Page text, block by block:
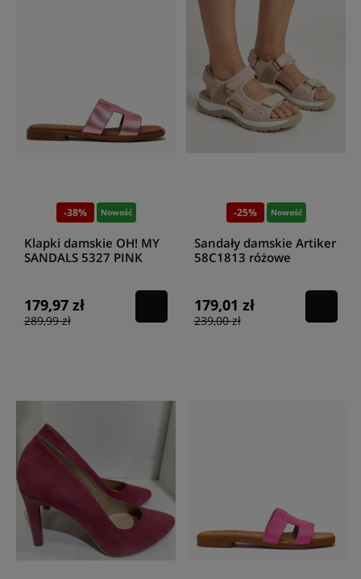
-38% Nowość
Klapki damskie OH! MY
SANDALS 5327 PINK
179,97 zł
289,99 zł
-25% Nowość
Sandały damskie Artiker
58C1813 różowe
179,01 zł
239,00 zł